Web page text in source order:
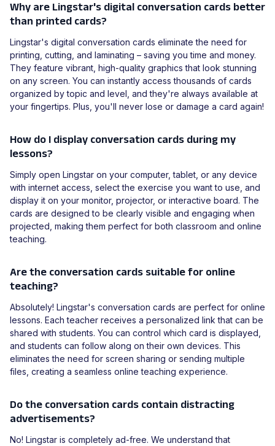
Why are Lingstar's digital conversation cards better
than printed cards?
Lingstar's digital conversation cards eliminate the need for
printing, cutting, and laminating – saving you time and money.
They feature vibrant, high-quality graphics that look stunning
on any screen. You can instantly access thousands of cards
organized by topic and level, and they're always available at
your fingertips. Plus, you'll never lose or damage a card again!
How do I display conversation cards during my
lessons?
Simply open Lingstar on your computer, tablet, or any device
with internet access, select the exercise you want to use, and
display it on your monitor, projector, or interactive board. The
cards are designed to be clearly visible and engaging when
projected, making them perfect for both classroom and online
teaching.
Are the conversation cards suitable for online
teaching?
Absolutely! Lingstar's conversation cards are perfect for online
lessons. Each teacher receives a personalized link that can be
shared with students. You can control which card is displayed,
and students can follow along on their own devices. This
eliminates the need for screen sharing or sending multiple
files, creating a seamless online teaching experience.
Do the conversation cards contain distracting
advertisements?
No! Lingstar is completely ad-free. We understand that